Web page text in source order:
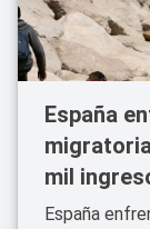
España
mil
España